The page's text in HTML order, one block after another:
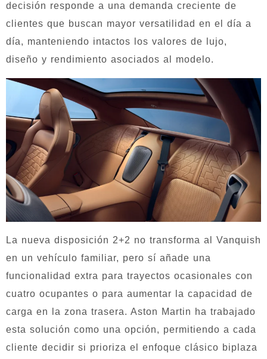
decisión responde a una demanda creciente de
clientes que buscan mayor versatilidad en el día a
día, manteniendo intactos los valores de lujo,
diseño y rendimiento asociados al modelo.
La nueva disposición 2+2 no transforma al Vanquish
en un vehículo familiar, pero sí añade una
funcionalidad extra para trayectos ocasionales con
cuatro ocupantes o para aumentar la capacidad de
carga en la zona trasera. Aston Martin ha trabajado
esta solución como una opción, permitiendo a cada
cliente decidir si prioriza el enfoque clásico biplaza